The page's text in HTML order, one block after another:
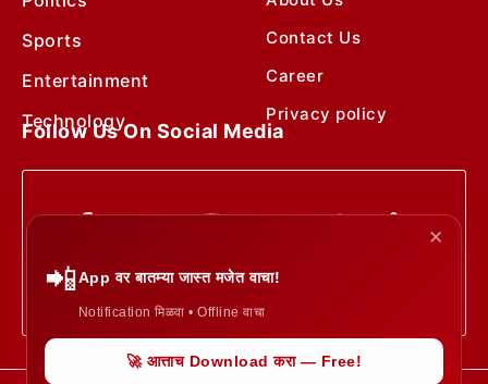
Sports
Entertainment
Technology
Contact Us
Career
Privacy policy
Follow Us On Social Media
✕
📲App वर बातम्या जास्त मजेत वाचा!
Notification मिळवा • Offline वाचा
🚀 आत्ताच Download करा — Free!